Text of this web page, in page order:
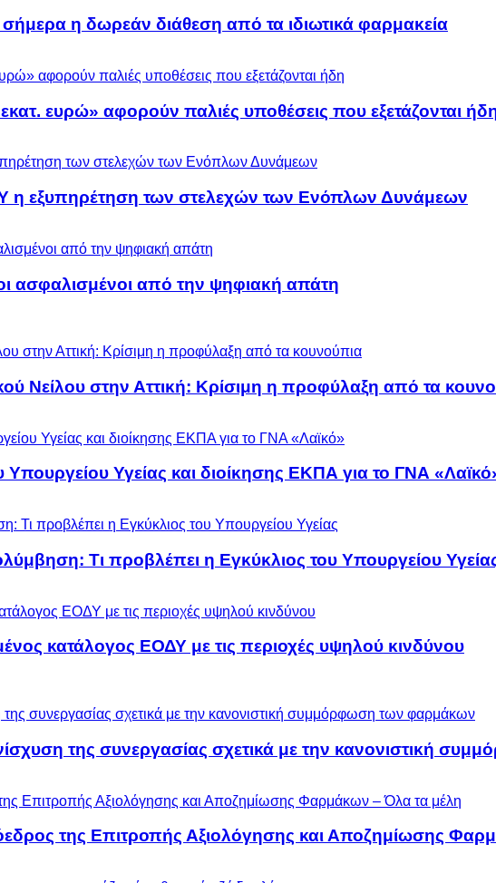
η δωρεάν διάθεση από τα ιδιωτικά φαρμακεία
ευρώ» αφορούν παλιές υποθέσεις που εξετάζονται
η εξυπηρέτηση των στελεχών των Ενόπλων Δυνάμεων
ασφαλισμένοι από την ψηφιακή απάτη
Νείλου στην Αττική: Κρίσιμη η προφύλαξη από τα
Υπουργείου Υγείας και διοίκησης ΕΚΠΑ για το ΓΝΑ
Τι προβλέπει η Εγκύκλιος του Υπουργείου
κατάλογος ΕΟΔΥ με τις περιοχές υψηλού κινδύνου
της συνεργασίας σχετικά με την κανονιστική
της Επιτροπής Αξιολόγησης και Αποζημίωσης